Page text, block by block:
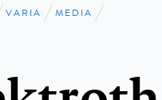
VARIA MEDIA